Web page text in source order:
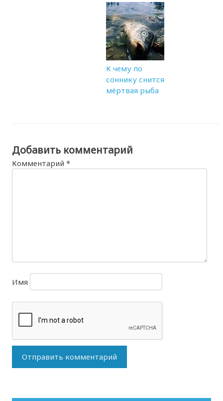
К чему по
соннику снится
мёртвая рыба
Добавить комментарий
Комментарий*
Имя